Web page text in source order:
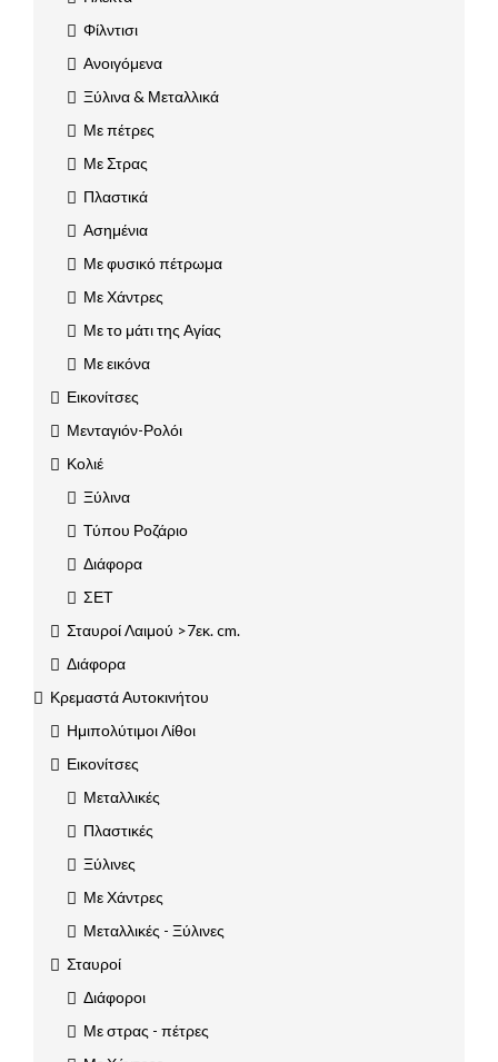
Φίλντισι
Ανοιγόμενα
Ξύλινα & Μεταλλικά
Με πέτρες
Με Στρας
Πλαστικά
Ασημένια
Με φυσικό πέτρωμα
Με Χάντρες
Με το μάτι της Αγίας
Με εικόνα
Εικονίτσες
Μενταγιόν-Ρολόι
Κολιέ
Ξύλινα
Τύπου Ροζάριο
Διάφορα
ΣΕΤ
Σταυροί Λαιμού >7εκ. cm.
Διάφορα
Κρεμαστά Αυτοκινήτου
Ημιπολύτιμοι Λίθοι
Εικονίτσες
Μεταλλικές
Πλαστικές
Ξύλινες
Με Χάντρες
Μεταλλικές - Ξύλινες
Σταυροί
Διάφοροι
Με στρας - πέτρες